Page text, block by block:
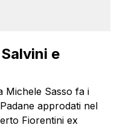
e
Michele Sasso fa i
approdati nel
Fiorentini ex